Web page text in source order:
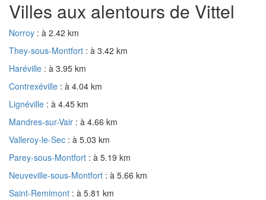
Villes aux alentours de Vittel
Norroy : à 2.42 km
They-sous-Montfort : à 3.42 km
Haréville : à 3.95 km
Contrexéville : à 4.04 km
Lignéville : à 4.45 km
Mandres-sur-Vair : à 4.66 km
Valleroy-le-Sec : à 5.03 km
Parey-sous-Montfort : à 5.19 km
Neuveville-sous-Montfort : à 5.66 km
Saint-Remimont : à 5.81 km